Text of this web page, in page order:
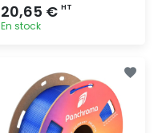
20,65 € HT
En stock
rapide